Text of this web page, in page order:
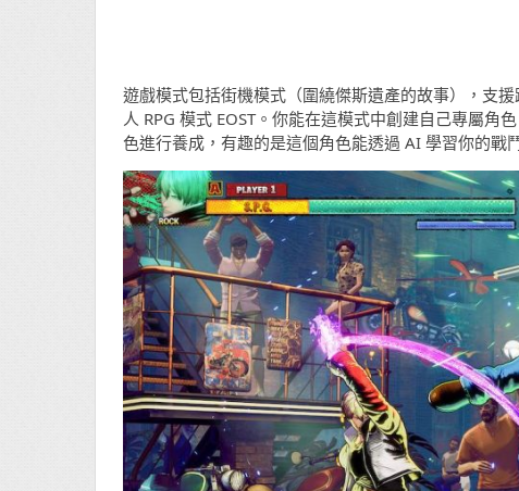
遊戲模式包括街機模式（圍繞傑斯遺產的故事），支
人 RPG 模式 EOST。你能在這模式中創建自己專屬角
色進行養成，有趣的是這個角色能透過 AI 學習你的戰